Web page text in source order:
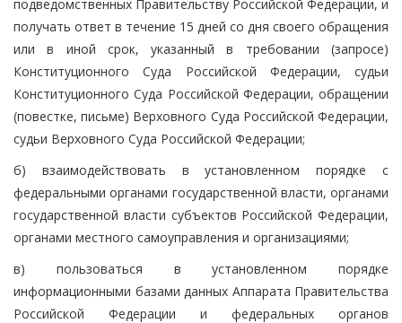
подведомственных Правительству Российской Федерации, и
получать ответ в течение 15 дней со дня своего обращения
или в иной срок, указанный в требовании (запросе)
Конституционного Суда Российской Федерации, судьи
Конституционного Суда Российской Федерации, обращении
(повестке, письме) Верховного Суда Российской Федерации,
судьи Верховного Суда Российской Федерации;
б) взаимодействовать в установленном порядке с
федеральными органами государственной власти, органами
государственной власти субъектов Российской Федерации,
органами местного самоуправления и организациями;
в) пользоваться в установленном порядке
информационными базами данных Аппарата Правительства
Российской Федерации и федеральных органов